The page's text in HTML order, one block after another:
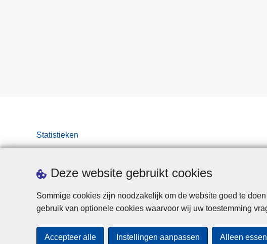
Deze website gebruikt cookies
Sommige cookies zijn noodzakelijk om de website goed te
gebruik van optionele cookies waarvoor wij uw toestemming
Accepteer alle Instellingen aanpassen Alleen
Statistieken